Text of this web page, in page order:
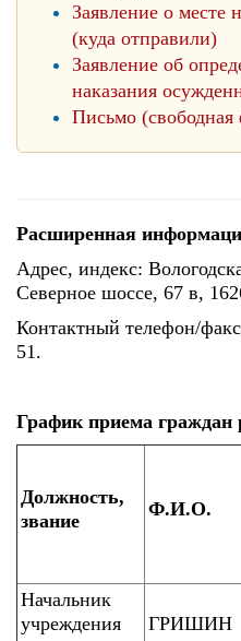
Заявление о месте
(куда отправили)
Заявление об
наказания
Письмо
Расширенная
Адрес, индекс:
Северное шоссе, 67 в,
Контактный телефон/
51.
График приема граждан
Должность,
звание
Ф.И.О.
Начальник
учреждения
ГРИШИН